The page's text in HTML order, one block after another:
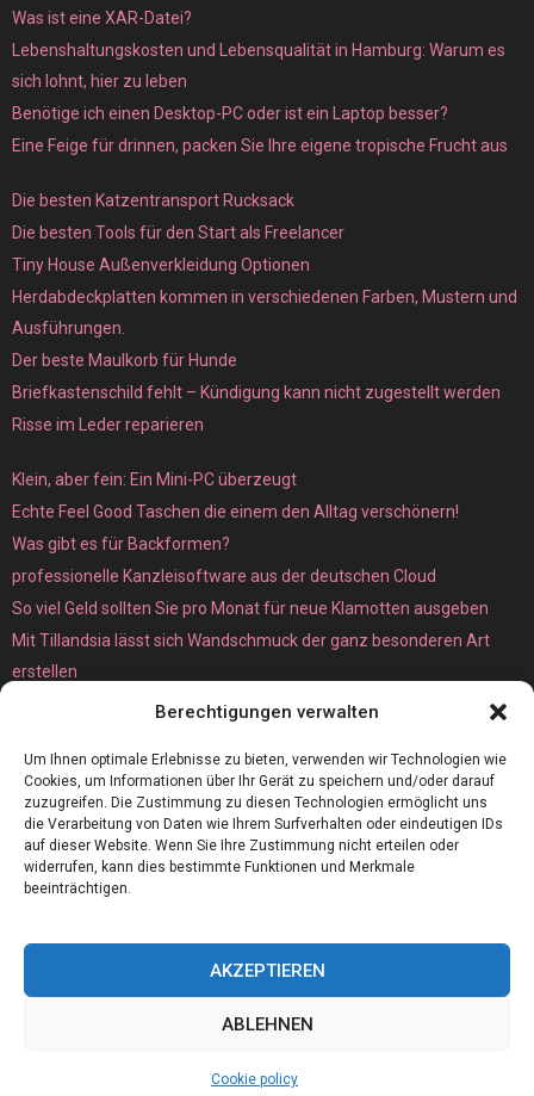
Berechtigungen verwalten
Um Ihnen optimale Erlebnisse zu bieten, verwenden wir Technologien wie
Cookies, um Informationen über Ihr Gerät zu speichern und/oder darauf
zuzugreifen. Die Zustimmung zu diesen Technologien ermöglicht uns
die Verarbeitung von Daten wie Ihrem Surfverhalten oder eindeutigen IDs
auf dieser Website. Wenn Sie Ihre Zustimmung nicht erteilen oder
widerrufen, kann dies bestimmte Funktionen und Merkmale
beeinträchtigen.
AKZEPTIEREN
ABLEHNEN
Cookie policy
Was ist eine XAR-Datei?
Lebenshaltungskosten und Lebensqualität in Hamburg: Warum es
sich lohnt, hier zu leben
Benötige ich einen Desktop-PC oder ist ein Laptop besser?
Eine Feige für drinnen, packen Sie Ihre eigene tropische Frucht aus
Die besten Katzentransport Rucksack
Die besten Tools für den Start als Freelancer
Tiny House Außenverkleidung Optionen
Herdabdeckplatten kommen in verschiedenen Farben, Mustern und
Ausführungen.
Der beste Maulkorb für Hunde
Briefkastenschild fehlt – Kündigung kann nicht zugestellt werden
Risse im Leder reparieren
Klein, aber fein: Ein Mini-PC überzeugt
Echte Feel Good Taschen die einem den Alltag verschönern!
Was gibt es für Backformen?
professionelle Kanzleisoftware aus der deutschen Cloud
So viel Geld sollten Sie pro Monat für neue Klamotten ausgeben
Mit Tillandsia lässt sich Wandschmuck der ganz besonderen Art
erstellen
Unterschied zwischen Bare-Metal- und Dedicated Server
Contact